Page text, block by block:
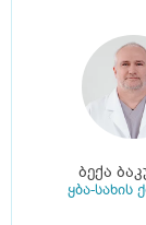
ბექა
ყბა-სახის